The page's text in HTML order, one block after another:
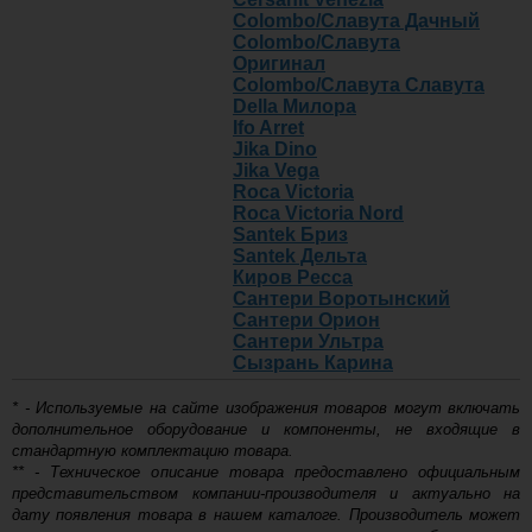
Colombo/Славута Дачный
Colombo/Славута
Оригинал
Colombo/Славута Славута
Della Милора
Ifo Arret
Jika Dino
Jika Vega
Roca Victoria
Roca Victoria Nord
Santek Бриз
Santek Дельта
Киров Ресса
Сантери Воротынский
Сантери Орион
Сантери Ультра
Сызрань Карина
* - Используемые на сайте изображения товаров могут включать
дополнительное оборудование и компоненты, не входящие в
стандартную комплектацию товара.
** - Техническое описание товара предоставлено официальным
представительством компании-производителя и актуально на
дату появления товара в нашем каталоге. Производитель может
Крышка-сиденье для унитаза
Фавос с микролифтом
Крышка-сиденье для
унитаза Фавос с
микролифтом белая
6 375
5 100
Крышка-сиденье для унитаза
Каладон со стальным креплением
Крышка-сиденье для
унитаза Каладон со
стальным креплением
+
Крышка-сиденье для унитаза
Santek Бриз
3 500
+